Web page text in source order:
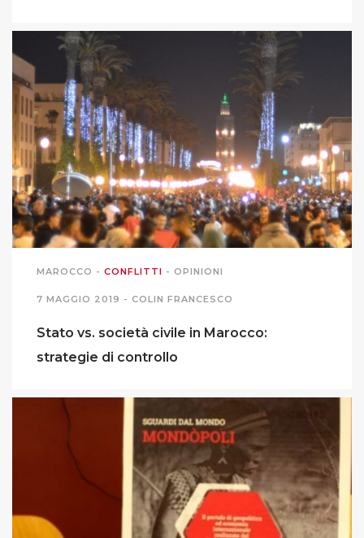
MAROCCO - CONFLITTI - OPINIONI
7 MAGGIO 2019 - COLIN FRANCESCO
Stato vs. società civile in Marocco:
strategie di controllo